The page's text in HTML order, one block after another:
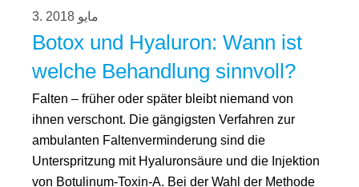
3. مايو 2018
Botox und Hyaluron: Wann ist
welche Behandlung sinnvoll?
Falten – früher oder später bleibt niemand von
ihnen verschont. Die gängigsten Verfahren zur
ambulanten Faltenverminderung sind die
Unterspritzung mit Hyaluronsäure und die Injektion
von Botulinum-Toxin-A. Bei der Wahl der Methode